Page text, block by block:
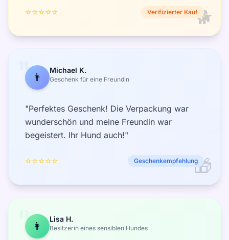
⭐⭐⭐⭐⭐ Verifizierter Kauf🐕
" 👨
Michael K.
Geschenk für eine Freundin
"Perfektes Geschenk! Die Verpackung war
wunderschön und meine Freundin war
begeistert. Ihr Hund auch!"
⭐⭐⭐⭐⭐ Geschenkempfehlung🎁
" 👩
Lisa H.
Besitzerin eines sensiblen Hundes